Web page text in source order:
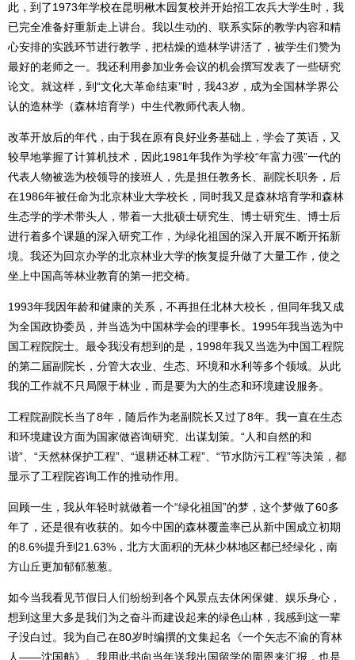
此，到了1973年学校在昆明楸木园复校并开始招工农兵大学生时，我
已完全准备好重新走上讲台。我以生动的、联系实际的教学内容和精
心安排的实践环节进行教学，把枯燥的造林学讲活了，被学生们赞为
最好的老师之一。我还利用参加业务会议的机会撰写发表了一些研究
论文。就这样，到“文化大革命结束”时，我43岁，成为全国林学界公
认的造林学（森林培育学）中生代教师代表人物。
改革开放后的年代，由于我在原有良好业务基础上，学会了英语，又
较早地掌握了计算机技术，因此1981年我作为学校“年富力强”一代的
代表人物被选为校领导的接班人，先是担任教务长、副院长职务，后
在1986年被任命为北京林业大学校长，同时我又是森林培育学和森林
生态学的学术带头人，带着一大批硕士研究生、博士研究生、博士后
进行着多个课题的深入研究工作，为绿化祖国的深入开展不断开拓新
境。我还为回京办学的北京林业大学的恢复提升做了大量工作，使之
坐上中国高等林业教育的第一把交椅。
1993年我因年龄和健康的关系，不再担任北林大校长，但同年我又成
为全国政协委员，并当选为中国林学会的理事长。1995年我当选为中
国工程院院士。最令我没有想到的是，1998年我又当选为中国工程院
的第二届副院长，分管大农业、生态、环境和水利等多个领域。从此
我的工作就不只局限于林业，而是要为大的生态和环境建设服务。
工程院副院长当了8年，随后作为老副院长又过了8年。我一直在生态
和环境建设方面为国家做咨询研究、出谋划策。“人和自然的和
谐”、“天然林保护工程”、“退耕还林工程”、“节水防污工程”等决策，都
显示了工程院咨询工作的推动作用。
回顾一生，我从年轻时就做着一个“绿化祖国”的梦，这个梦做了60多
年了，还是很有收获的。如今中国的森林覆盖率已从新中国成立初期
的8.6%提升到21.63%，北方大面积的无林少林地区都已经绿化，南
方山丘更加郁郁葱葱。
如今当我看见节假日人们纷纷到各个风景点去休闲保健、娱乐身心，
想到这里大多是我们为之奋斗而建设起来的绿色山林，我感到这一辈
子没白过。我为自己在80岁时编撰的文集起名《一个矢志不渝的育林
人——沈国舫》。我用此书向当年送我出国留学的周恩来汇报，也是